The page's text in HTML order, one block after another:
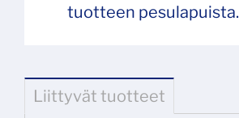
tuotteen pesulapuista.
Liittyvät tuotteet